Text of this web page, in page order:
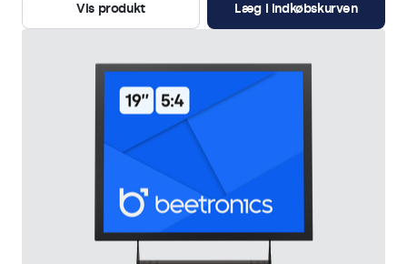
Vis produkt
Læg i indkøbskurven